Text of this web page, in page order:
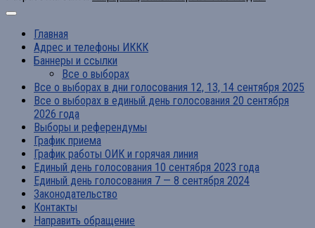
Главная
Адрес и телефоны ИККК
Баннеры и ссылки
Все о выборах
Все о выборах в дни голосования 12, 13, 14 сентября 2025
Все о выборах в единый день голосования 20 сентября
2026 года
Выборы и референдумы
График приема
График работы ОИК и горячая линия
Единый день голосования 10 сентября 2023 года
Единый день голосования 7 — 8 сентября 2024
Законодательство
Контакты
Направить обращение